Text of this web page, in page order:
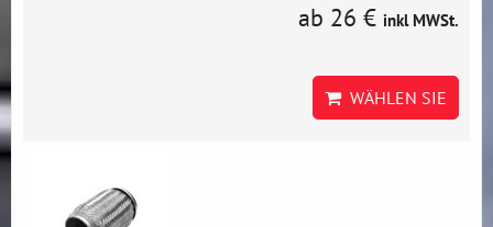
ab 26 € inkl MWSt.
WÄHLEN SIE